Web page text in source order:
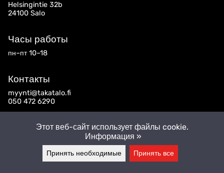
Helsingintie 32b
24100 Salo
Часы работы
пн–пт 10–18
Контакты
myynti@takatalo.fi
050 472 6290
Подпишитесь на нас
Этот веб-сайт использует файлы cookie.
Информация »
Принять необходимые Принять все